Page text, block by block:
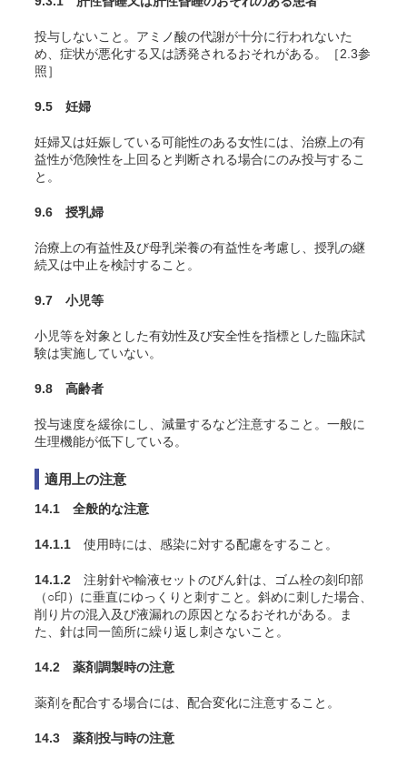
投与しないこと。アミノ酸の代謝が十分に行われないた
め、症状が悪化する又は誘発されるおそれがある。［2.3参
照］
9.5 妊婦
妊婦又は妊娠している可能性のある女性には、治療上の有
益性が危険性を上回ると判断される場合にのみ投与するこ
と。
9.6 授乳婦
治療上の有益性及び母乳栄養の有益性を考慮し、授乳の継
続又は中止を検討すること。
9.7 小児等
小児等を対象とした有効性及び安全性を指標とした臨床試
験は実施していない。
9.8 高齢者
投与速度を緩徐にし、減量するなど注意すること。一般に
生理機能が低下している。
適用上の注意
14.1 全般的な注意
14.1.1 使用時には、感染に対する配慮をすること。
14.1.2 注射針や輸液セットのびん針は、ゴム栓の刻印部
（○印）に垂直にゆっくりと刺すこと。斜めに刺した場合、
削り片の混入及び液漏れの原因となるおそれがある。ま
た、針は同一箇所に繰り返し刺さないこと。
14.2 薬剤調製時の注意
薬剤を配合する場合には、配合変化に注意すること。
14.3 薬剤投与時の注意